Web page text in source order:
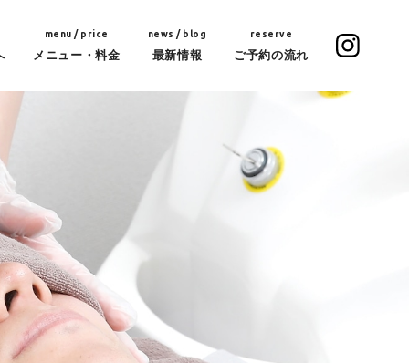
menu / price
メニュー・料金
news / blog
最新情報
reserve
ご予約の流れ